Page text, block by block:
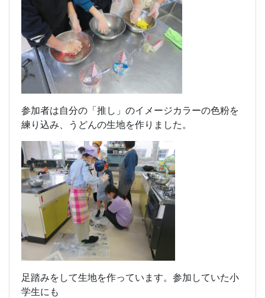
参加者は自分の「推し」のイメージカラーの色粉を
練り込み、うどんの生地を作りました。
足踏みをして生地を作っています。参加していた小
学生にも